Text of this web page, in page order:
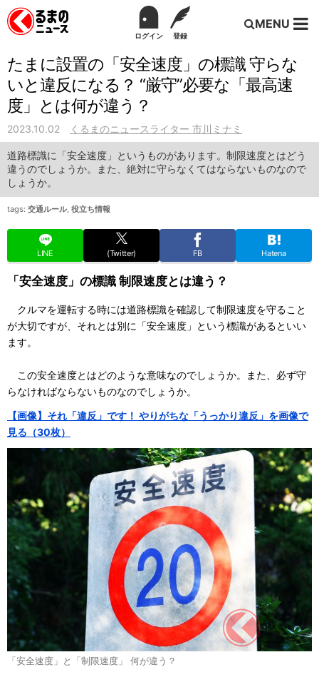
ログイン 登録
MENU
たまに設置の「安全速度」の標識 守らな
いと違反になる？ “厳守”必要な「最高速
度」とは何が違う？
2023.10.02 くるまのニュースライター 市川ミナミ
道路標識に「安全速度」というものがあります。制限速度とはどう
違うのでしょうか。また、絶対に守らなくてはならないものなので
しょうか。
tags: 交通ルール, 役立ち情報
LINE (Twitter) FB Hatena
「安全速度」の標識 制限速度とは違う？
クルマを運転する時には道路標識を確認して制限速度を守ること
が大切ですが、それとは別に「安全速度」という標識があるといい
ます。
この安全速度とはどのような意味なのでしょうか。また、必ず守
らなければならないものなのでしょうか。
【画像】それ「違反」です！ やりがちな「うっかり違反」を画像で
見る（30枚）
「安全速度」と「制限速度」 何が違う？